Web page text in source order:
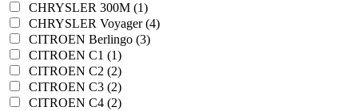
CHRYSLER 300M (1)
CHRYSLER Voyager (4)
CITROEN Berlingo (3)
CITROEN C1 (1)
CITROEN C2 (2)
CITROEN C3 (2)
CITROEN C4 (2)